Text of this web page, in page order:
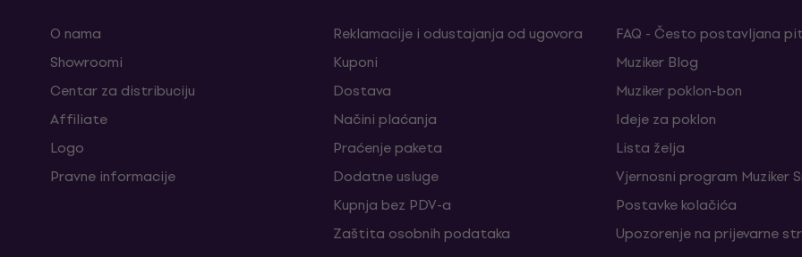
O nama
Showroomi
Centar za distribuciju
Affiliate
Logo
Pravne informacije
Reklamacije i odustajanja od ugovora
Kuponi
Dostava
Načini plaćanja
Praćenje paketa
Dodatne usluge
Kupnja bez PDV-a
Zaštita osobnih podataka
FAQ - Često postavljana
Muziker Blog
Muziker poklon-bon
Ideje za poklon
Lista želja
Vjernosni program Muziker
Postavke kolačića
Upozorenje na prijevarne